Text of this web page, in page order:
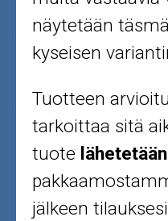
näytetään
kyseisen
Tuotteen
tarkoittaa sitä
tuote lähetetään
jälkeen